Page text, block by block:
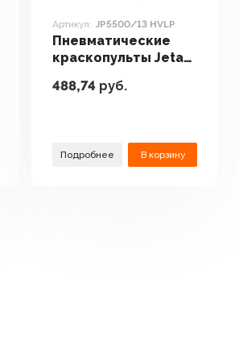
Артикул: JP5500/13 HVLP
Пневматические
краскопульты Jeta
488,74 руб.
Подробнее В корзину